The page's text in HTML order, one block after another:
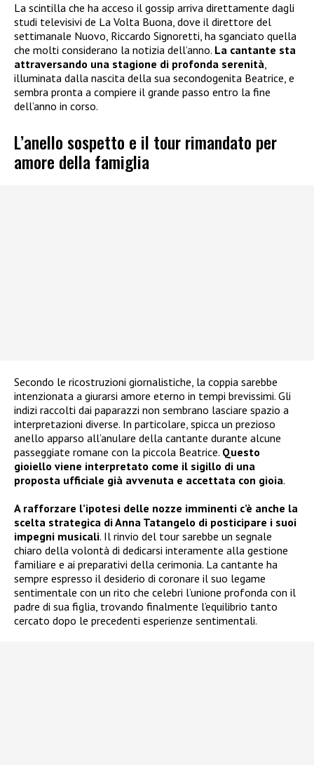
La scintilla che ha acceso il gossip arriva direttamente dagli
studi televisivi de La Volta Buona, dove il direttore del
settimanale Nuovo, Riccardo Signoretti, ha sganciato quella
che molti considerano la notizia dell’anno. La cantante sta
attraversando una stagione di profonda serenità,
illuminata dalla nascita della sua secondogenita Beatrice, e
sembra pronta a compiere il grande passo entro la fine
dell’anno in corso.
L’anello sospetto e il tour rimandato per
amore della famiglia
Secondo le ricostruzioni giornalistiche, la coppia sarebbe
intenzionata a giurarsi amore eterno in tempi brevissimi. Gli
indizi raccolti dai paparazzi non sembrano lasciare spazio a
interpretazioni diverse. In particolare, spicca un prezioso
anello apparso all’anulare della cantante durante alcune
passeggiate romane con la piccola Beatrice. Questo
gioiello viene interpretato come il sigillo di una
proposta ufficiale già avvenuta e accettata con gioia.
A rafforzare l’ipotesi delle nozze imminenti c’è anche la
scelta strategica di Anna Tatangelo di posticipare i suoi
impegni musicali. Il rinvio del tour sarebbe un segnale
chiaro della volontà di dedicarsi interamente alla gestione
familiare e ai preparativi della cerimonia. La cantante ha
sempre espresso il desiderio di coronare il suo legame
sentimentale con un rito che celebri l’unione profonda con il
padre di sua figlia, trovando finalmente l’equilibrio tanto
cercato dopo le precedenti esperienze sentimentali.